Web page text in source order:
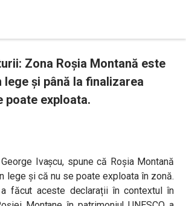
Zona Roșia Montană este
și până la finalizarea
poate exploata.
Ivașcu, spune că Roșia Montană
lege și că nu se poate exploata în zonă.
făcut aceste declarații în contextul în